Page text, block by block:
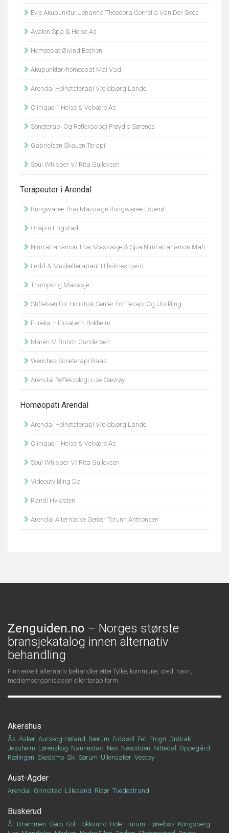
Evje Akupunktur Johanna Theodora Cornelia Van Der Goes
Avalon Spa & Helse As
Homeopat Øivind Bechen
Akupunktør/homeopat Mai Vad
Arendal Helhetsterapi V/eldbjørg Lande
Clinique 1 Helse & Velvære As
Soneterapi Og Refleksologi Frøydis Sørenes
Gabrielsen Skauen Terapi
Soul Whisper V/ Rita Gullovsen
Terapeuter i Arendal
Rungwaree Thai Massage Rungwaree Esperø
Orapin Frigstad
Nimrattanamon Thai Massasje & Spa Nimrattanamon Mahanithinee
Ledd & Muskelterapaut H.holmestrand
Thumpong Masasje
Stiftelsen For Holistisk Senter For Terapi Og Utvikling
Eureka – Elisabeth Bokheim
Maren M Brinch Gundersen
Wenches Soneterapi Baas
Arendal Refleksologi Lise Sævrøy
Homøopati Arendal
Arendal Helhetsterapi V/eldbjørg Lande
Clinique 1 Helse & Velvære As
Soul Whisper V/ Rita Gullovsen
Videoutvikling Da
Randi Hvidsten
Arendal Alternative Senter Torunn Anthonsen
Zenguiden.no – Norges største
bransjekatalog innen alternativ
behandling
Finn enkelt alternativ behandler etter fylke, kommune, sted, navn,
medlemsorganisasjon eller terapiform.
Akershus
Ås Asker Aurskog-Høland Bærum Eidsvoll Fet Frogn Drøbak
Jessheim Lørenskog Nannestad Nes Nesodden Nittedal
Oppegård
Rælingen Skedsmo Ski Sørum Ullensaker Vestby
Aust-Agder
Arendal Grimstad Lillesand Risør Tvedestrand
Buskerud
Ål Drammen Geilo Gol Hokksund Hole Hurum Hønefoss Kongsberg